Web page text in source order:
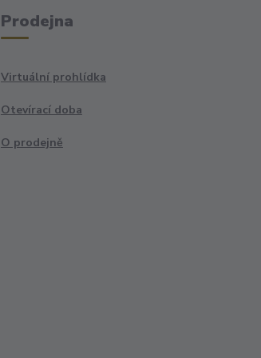
Prodejna
Virtuální prohlídka
Otevírací doba
O prodejně